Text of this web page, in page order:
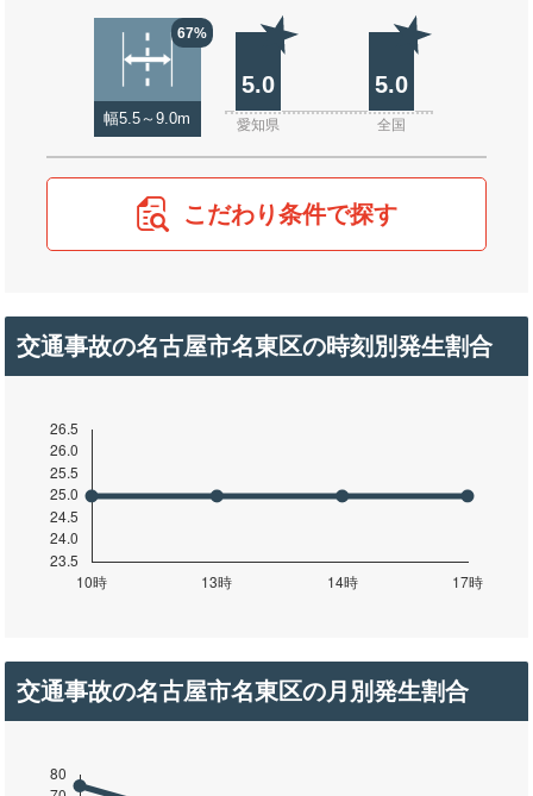
67%
幅5.5～9.0m
5.0 5.0
愛知県 全国
こだわり条件で探す
交通事故の名古屋市名東区の時刻別発生割合
交通事故の名古屋市名東区の月別発生割合